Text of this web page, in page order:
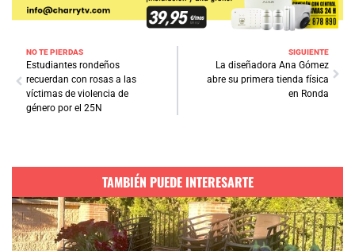
NO TE PIERDAS
Estudiantes rondeños
recuerdan con rosas a las
víctimas de violencia de
género por el 25N
SIGUIENTE
La diseñadora Ana Gómez
abre su primera tienda física
en Ronda
TAMBIÉN PUEDE INTERESARTE